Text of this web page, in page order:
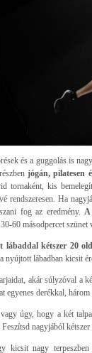
és a guggolás is
jógán, pilatesen
tornaként, kis
rendszeresen. Ha
fog az eredmény.
60 másodpercet szünet
lábaddal kétszer 20
nyújtott lábadban kicsit
akár súlyzóval a
egyenes derékkal, három
úgy, hogy a két
nagyjából kétszer
kicsit nagy